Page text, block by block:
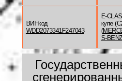
ВИНкод
WDD2073341F247043
E-
купе
(
S-